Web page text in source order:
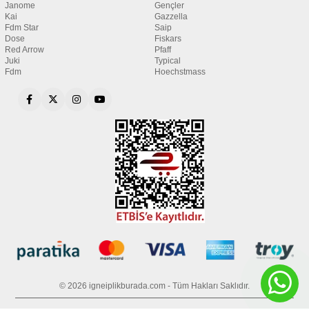
Janome
Kai
Fdm Star
Dose
Red Arrow
Juki
Fdm
Gençler
Gazzella
Saip
Fiskars
Pfaff
Typical
Hoechstmass
© 2026 igneiplikburada.com - Tüm Hakları Saklıdır.